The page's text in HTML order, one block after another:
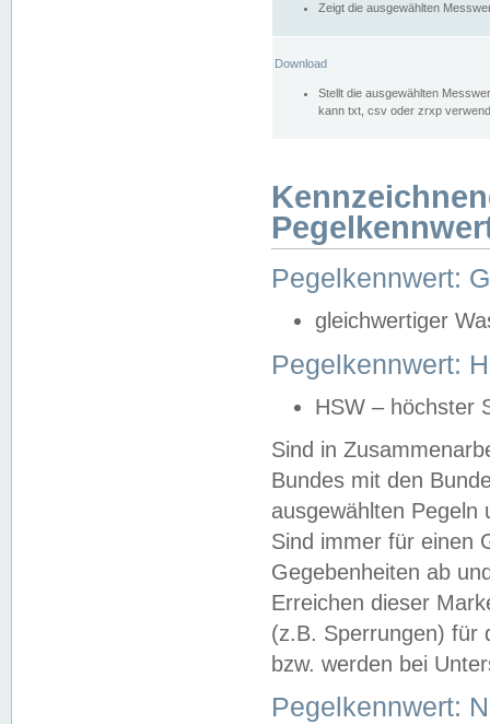
Zeigt die ausgewählten
Download
Stellt die ausgewählten
kann txt, csv oder zrxp
Pegelkennwert:
gleichwertiger
Pegelkennwert:
HSW – höchster
Sind in
Bundes mit den
ausgewählten
Sind immer für einen
Gegebenheiten ab
Erreichen dieser
(z.B. Sperrungen) für
bzw. werden bei
Pegelkennwert: